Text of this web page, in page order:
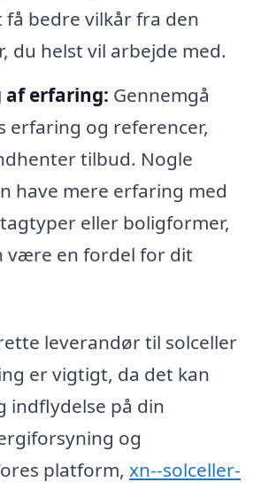
bedre vilkår fra den
du helst vil arbejde med.
af erfaring: Gennemgå
erfaring og referencer,
tilbud. Nogle
have mere erfaring med
eller boligformer,
være en fordel for dit
leverandør til solceller
er vigtigt, da det kan
indflydelse på din
og
platform, xn--solceller-